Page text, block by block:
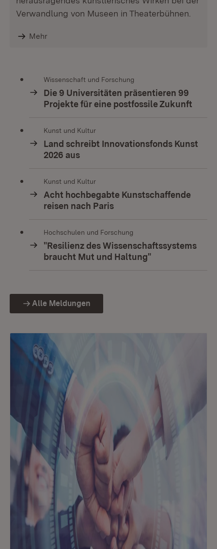
Verwandlung von Museen in Theaterbühnen.
Mehr
Wissenschaft und Forschung
Die 9 Universitäten präsentieren 99
Projekte für eine postfossile Zukunft
Kunst und Kultur
Land schreibt Innovationsfonds Kunst
2026 aus
Kunst und Kultur
Acht hochbegabte Kunstschaffende
reisen nach Paris
Hochschulen und Forschung
"Resilienz des Wissenschaftssystems
braucht Mut und Haltung"
Alle Meldungen